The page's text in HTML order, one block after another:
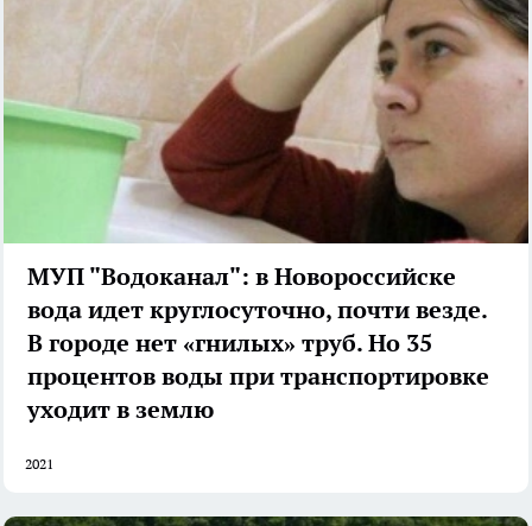
МУП "Водоканал": в Новороссийске
вода идет круглосуточно, почти везде.
В городе нет «гнилых» труб. Но 35
процентов воды при транспортировке
уходит в землю
2021